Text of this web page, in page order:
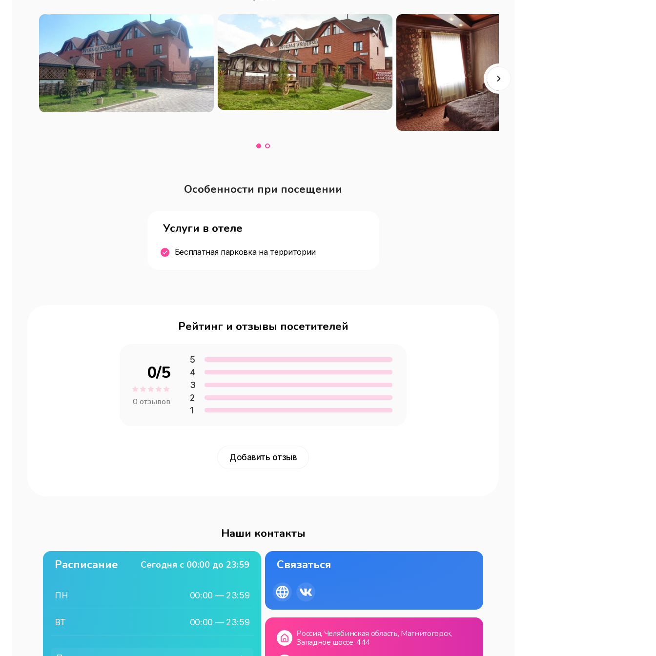
Особенности при посещении
Услуги в отеле
Бесплатная парковка на территории
Рейтинг и отзывы посетителей
0/5
0 отзывов
5
4
3
2
1
Добавить отзыв
Наши контакты
Расписание Сегодня с 00:00 до 23:59
ПН 00:00 — 23:59
ВТ 00:00 — 23:59
Связаться
Россия, Челябинская область, Магнитогорск,
Западное шоссе, 444